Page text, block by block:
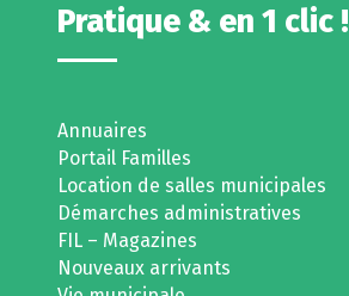
Pratique & en 1 clic !
Annuaires
Portail Familles
Location de salles municipales
Démarches administratives
FIL – Magazines
Nouveaux arrivants